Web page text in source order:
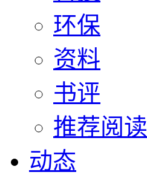
环保
资料
书评
推荐阅读
动态